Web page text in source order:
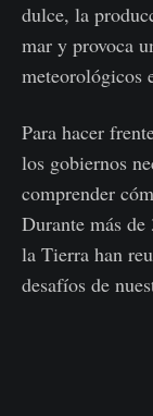
dulce, la
mar y provoca
meteorológicos
Para hacer
los gobiernos
comprender
Durante más
la Tierra han
desafíos de